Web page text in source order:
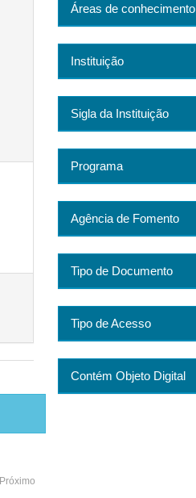
Próximo
Áreas de conhecimento
Instituição
Sigla da Instituição
Programa
Agência de Fomento
Tipo de Documento
Tipo de Acesso
Contém Objeto Digital